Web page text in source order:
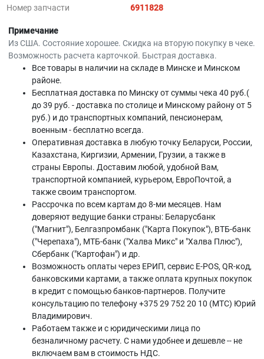
Номер запчасти
6911828
Примечание
Из США. Состояние хорошее. Скидка на вторую покупку в чеке.
Возможность расчета карточкой. Быстрая доставка.
Все товары в наличии на складе в Минскe и Минском
районе.
Бесплатная доставка по Минску от суммы чека 40 руб.(
до 39 руб. - доставка по столице и Минскому району от 5
руб.) и до транспортных компаний, пенсионерам,
военным - бесплатно всегда.
Оперативная доставка в любую точку Беларуси, России,
Казахстана, Киргизии, Армении, Грузии, а также в
страны Европы. Доставим любой, удобной Вам,
транспортной компанией, курьером, ЕвроПочтой, а
также своим транспортом.
Рассрочка по всем картам до 8-ми месяцев. Нам
доверяют ведущие банки страны: Беларусбанк
("Магнит"), Белгазпромбанк ("Карта Покупок"), ВТБ-банк
("Черепаха"), МТБ-банк ("Халва Микс" и "Халва Плюс"),
Сбербанк ("Картофан") и др.
Возможность оплаты через ЕРИП, сервис E-POS, QR-код,
банковскими картами, а также оплата крупных покупок
в кредит с помощью банков-партнеров. Получите
консультацию по телефону +375 29 752 20 10 (МТС) Юрий
Владимирович.
Работаем также и с юридическими лица по
безналичному расчету. С нами удобнее и дешевле -- не
включаем вам в стоимость НДС.